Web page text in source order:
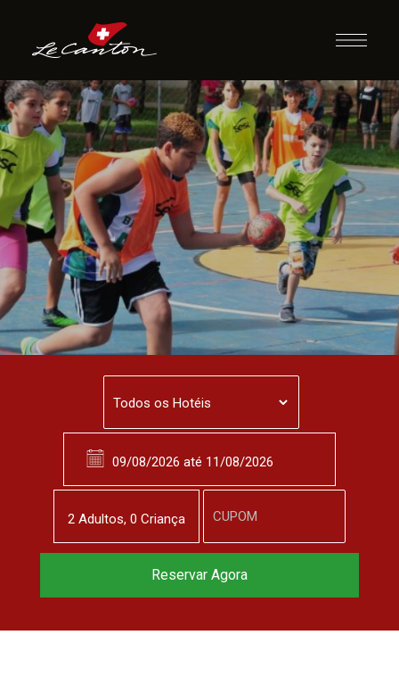
Queimado Guerra
2 Adultos, 0 Criança
Reservar Agora